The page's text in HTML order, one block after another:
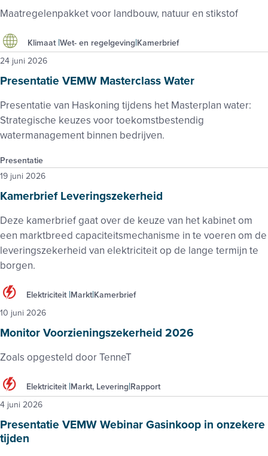
Maatregelenpakket voor landbouw, natuur en stikstof
Klimaat Wet- en regelgeving Kamerbrief
Presentatie VEMW Masterclass Water
Presentatie van Haskoning tijdens het Masterplan water:
Strategische keuzes voor toekomstbestendig
watermanagement binnen bedrijven.
24 juni 2026
Presentatie
Kamerbrief Leveringszekerheid
Deze kamerbrief gaat over de keuze van het kabinet om
een marktbreed capaciteitsmechanisme in te voeren om de
leveringszekerheid van elektriciteit op de lange termijn te
borgen.
19 juni 2026
Elektriciteit Markt Kamerbrief
Monitor Voorzieningszekerheid 2026
Zoals opgesteld door TenneT
10 juni 2026
Elektriciteit Markt, Levering Rapport
Presentatie VEMW Webinar Gasinkoop in onzekere
tijden
4 juni 2026